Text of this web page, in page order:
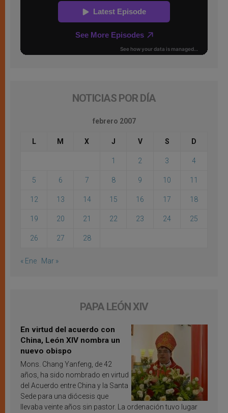
NOTICIAS POR DÍA
febrero 2007
L M X J V S D
1 2 3 4
5 6 7 8 9 10 11
12 13 14 15 16 17 18
19 20 21 22 23 24 25
26 27 28
« Ene Mar »
PAPA LEÓN XIV
En virtud del acuerdo con
China, León XIV nombra un
nuevo obispo
Mons. Chang Yanfeng, de 42
años, ha sido nombrado en virtud
del Acuerdo entre China y la Santa
Sede para una diócesis que
llevaba veinte años sin pastor. La ordenación tuvo lugar